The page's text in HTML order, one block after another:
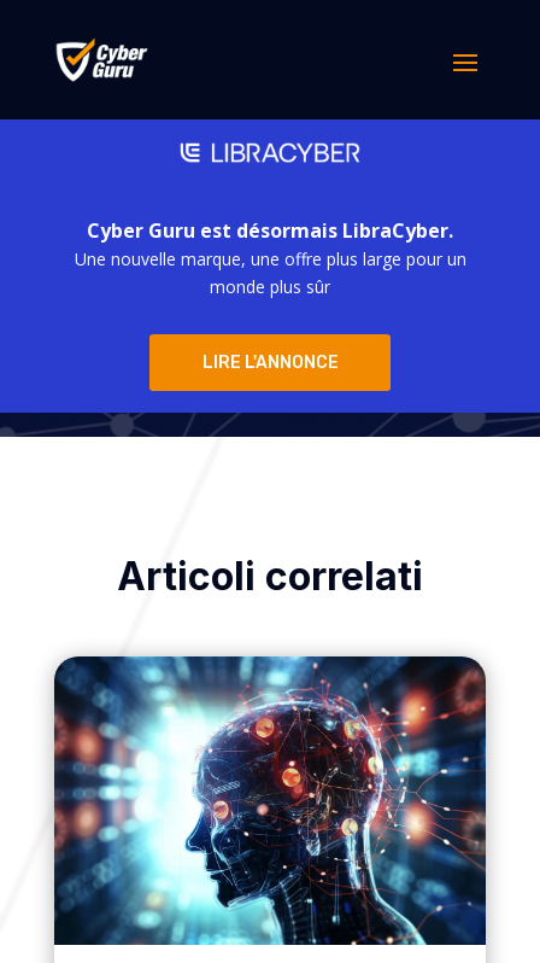
Cyber Guru est désormais LibraCyber.
Une nouvelle marque, une offre plus large pour un
monde plus sûr
LIRE L'ANNONCE
Cyber Guru
Articoli correlati